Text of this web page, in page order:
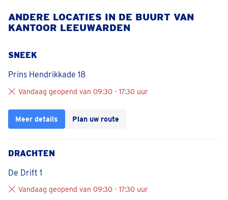
ANDERE LOCATIES IN DE BUURT VAN
KANTOOR LEEUWARDEN
SNEEK
Prins Hendrikkade 18
Vandaag geopend van 09:30 - 17:30 uur
Meer details Plan uw route
DRACHTEN
De Drift 1
Vandaag geopend van 09:30 - 17:30 uur